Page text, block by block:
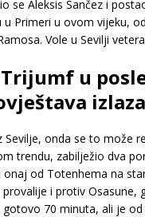
se Aleksis Sančez i
u Primeri u ovom vijeku,
Vole u Sevilji
u
Sevilje, onda se to može
trendu, zabilježio dva
onaj od Totenhema na
i protiv Osasune,
70 minuta, ali je od